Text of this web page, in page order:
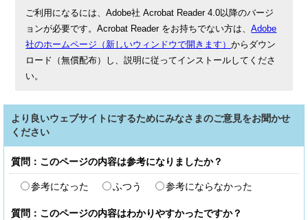
ご利用になるには、Adobe社 Acrobat Reader 4.0以降のバージ
ョンが必要です。Acrobat Reader をお持ちでない方は、Adobe
社のホームページ（新しいウィンドウで開きます）からダウン
ロード（無償配布）し、説明に従ってインストールしてくださ
い。
より良いウェブサイトにするためにみなさまのご意見をお聞かせ
ください
質問：このページの内容は参考になりましたか？
参考になった ふつう 参考にならなかった
質問：このページの内容はわかりやすかったですか？